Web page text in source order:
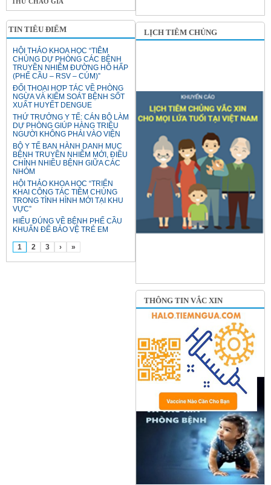
TIN TIÊU ĐIỂM
HỘI THẢO KHOA HỌC “TIÊM
CHỦNG DỰ PHÒNG CÁC BỆNH
TRUYỀN NHIỄM ĐƯỜNG HÔ HẤP
(PHẾ CẦU – RSV – CÚM)”
ĐỐI THOẠI HỢP TÁC VỀ PHÒNG
NGỪA VÀ KIỂM SOÁT BỆNH SỐT
XUẤT HUYẾT DENGUE
THỨ TRƯỞNG Y TẾ: CÁN BỘ LÀM
DỰ PHÒNG GIÚP HÀNG TRIỆU
NGƯỜI KHÔNG PHẢI VÀO VIỆN
BỘ Y TẾ BAN HÀNH DANH MỤC
BỆNH TRUYỀN NHIỄM MỚI, ĐIỀU
CHỈNH NHIỀU BỆNH GIỮA CÁC
NHÓM
HỘI THẢO KHOA HỌC “TRIỂN
KHAI CÔNG TÁC TIÊM CHỦNG
TRONG TÌNH HÌNH MỚI TẠI KHU
VỰC”
HIỂU ĐÚNG VỀ BỆNH PHẾ CẦU
KHUẨN ĐỂ BẢO VỆ TRẺ EM
1 2 3 › »
LỊCH TIÊM CHỦNG
THÔNG TIN VẮC XIN